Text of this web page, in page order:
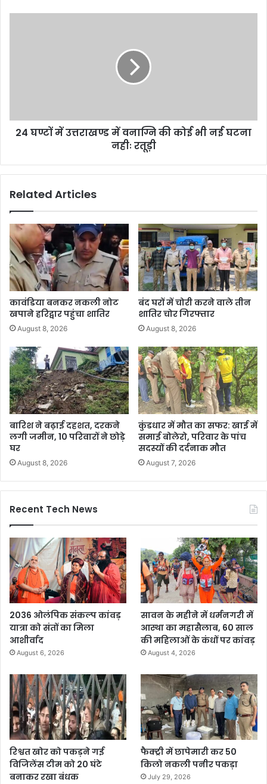
24 घण्टों में उत्तराखण्ड में वनाग्नि की कोई भी नई घटना
नहीः रतूड़ी
Related Articles
कावंडिया बनकर नकली नोट
खपाने हरिद्वार पहुंचा शातिर
August 8, 2026
बंद घरों में चोरी करने वाले तीन
शातिर चोर गिरफ्तार
August 8, 2026
बारिश ने बढ़ाई दहशत, दरकने
लगी जमीन, 10 परिवारों ने छोड़े
घर
August 8, 2026
कुंडधार में मौत का सफर: खाई में
समाई बोलेरो, परिवार के पांच
सदस्यों की दर्दनाक मौत
August 7, 2026
Recent Tech News
2036 ओलंपिक संकल्प कांवड़
यात्रा को संतों का मिला
आशीर्वाद
August 6, 2026
सावन के महीने में धर्मनगरी में
आस्था का महासैलाब, 60 साल
की महिलाओं के कंधों पर कांवड़
August 4, 2026
रिश्वत खोर को पकड़ने गई
विजिलेंस टीम को 20 घंटे
बनाकर रखा बंधक
फैक्ट्री में छापेमारी कर 50
किलो नकली पनीर पकड़ा
July 29, 2026